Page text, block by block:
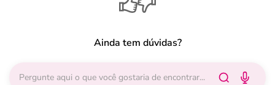
Ainda tem dúvidas?